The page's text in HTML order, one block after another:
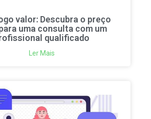
valor: Descubra o preço
uma consulta com um
qualificado
Ler Mais